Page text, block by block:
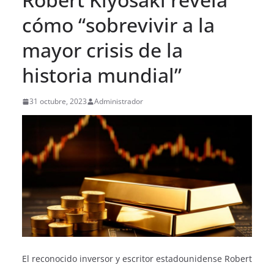
cómo “sobrevivir a la
mayor crisis de la
historia mundial”
31 octubre, 2023 Administrador
El reconocido inversor y escritor estadounidense Robert